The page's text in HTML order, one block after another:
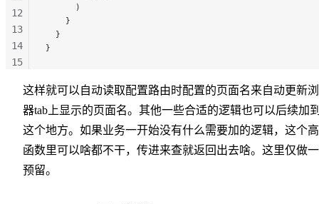
      )
    }
  }
}
12
13
14
15
这样就可以自动读取配置路由时配置的页面名来自动更新
器tab上显示的页面名。其他一些合适的逻辑也可以后续加
这个地方。如果业务一开始没有什么需要加的逻辑，这个
函数里可以啥都不干，传进来查就返回出去啥。这里仅做
预留。